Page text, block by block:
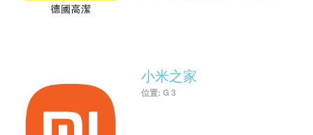
小米之家
位置: G 3